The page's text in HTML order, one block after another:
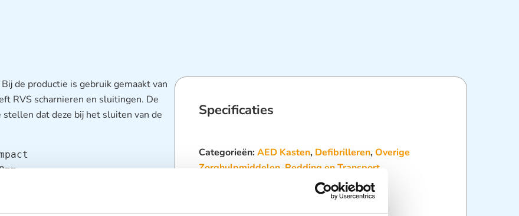
de productie is gebruik gemaakt van
RVS scharnieren en sluitingen. De
dat deze bij het sluiten van de
en hierdoor bestand
Specificaties
Categorieën:AED Kasten, Defibrilleren,Overige
Zorghulpmiddelen Redding en Transport